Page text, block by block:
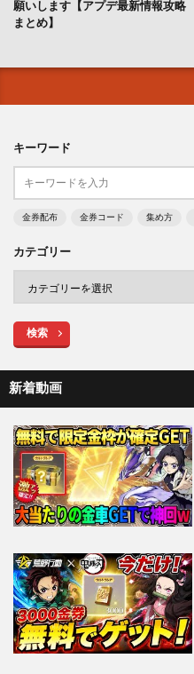
願いします【アプデ最新情報攻略
まとめ】
キーワード
金券配布 金券コード 集め方
カテゴリー
検索
新着動画